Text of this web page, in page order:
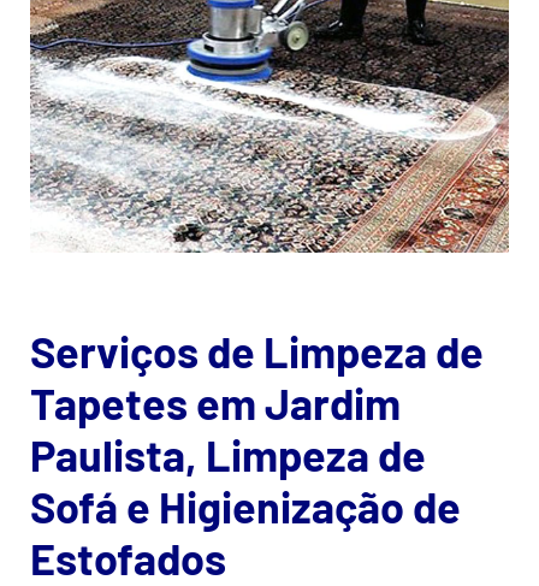
Serviços de Limpeza de
Tapetes em Jardim
Paulista, Limpeza de
Sofá e Higienização de
Estofados